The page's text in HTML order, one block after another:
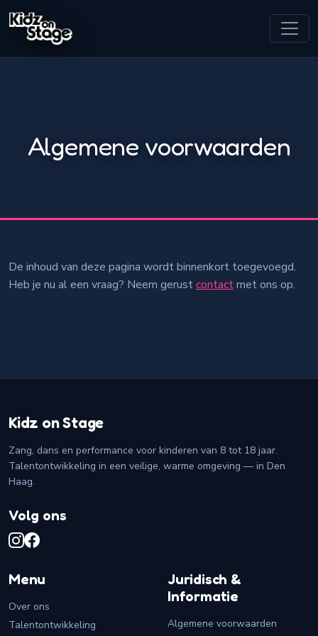
Algemene voorwaarden
De inhoud van deze pagina wordt binnenkort toegevoegd.
Heb je nu al een vraag? Neem gerustcontactmet ons op.
Kidz on Stage
Zang, dans en performance voor kinderen van 8 tot 18 jaar.
Talentontwikkeling in een veilige, warme omgeving — in Den
Haag.
Volg ons
Menu
Over ons
Talentontwikkeling
Juridisch &
Informatie
Algemene voorwaarden